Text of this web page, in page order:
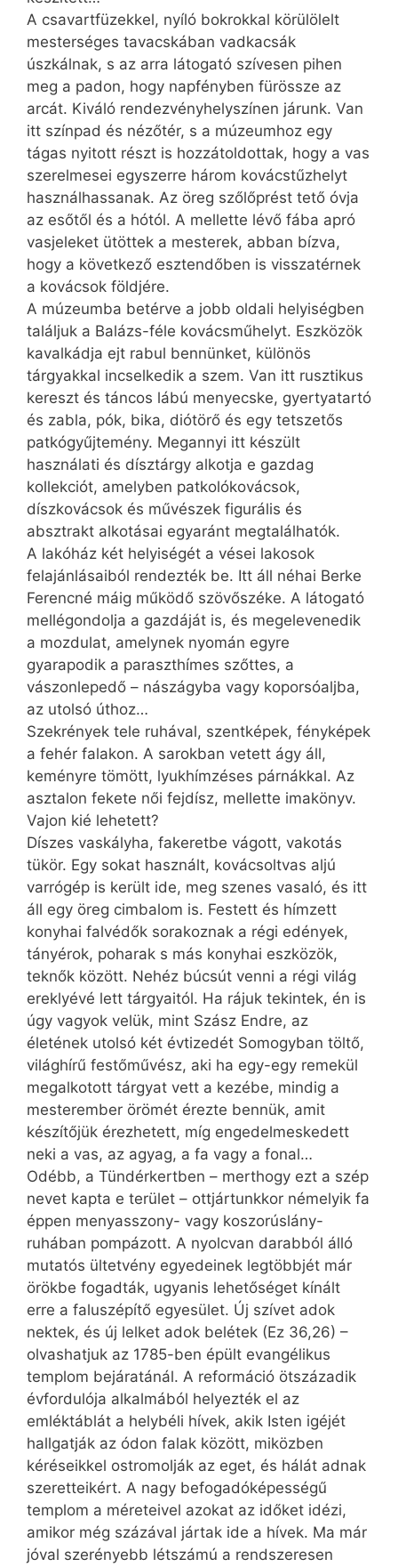
A csavartfüzekkel, nyíló bokrokkal körülölelt
mesterséges tavacskában vadkacsák
úszkálnak, s az arra látogató szívesen pihen
meg a padon, hogy napfényben fürössze az
arcát. Kiváló rendezvényhelyszínen járunk. Van
itt színpad és nézőtér, s a múzeumhoz egy
tágas nyitott részt is hozzátoldottak, hogy a vas
szerelmesei egyszerre három kovácstűzhelyt
használhassanak. Az öreg szőlőprést tető óvja
az esőtől és a hótól. A mellette lévő fába apró
vasjeleket ütöttek a mesterek, abban bízva,
hogy a következő esztendőben is visszatérnek
a kovácsok földjére.
A múzeumba betérve a jobb oldali helyiségben
találjuk a Balázs-féle kovácsműhelyt. Eszközök
kavalkádja ejt rabul bennünket, különös
tárgyakkal incselkedik a szem. Van itt rusztikus
kereszt és táncos lábú menyecske, gyertyatartó
és zabla, pók, bika, diótörő és egy tetszetős
patkógyűjtemény. Megannyi itt készült
használati és dísztárgy alkotja e gazdag
kollekciót, amelyben patkolókovácsok,
díszkovácsok és művészek figurális és
absztrakt alkotásai egyaránt megtalálhatók.
A lakóház két helyiségét a vései lakosok
felajánlásaiból rendezték be. Itt áll néhai Berke
Ferencné máig működő szövőszéke. A látogató
mellégondolja a gazdáját is, és megelevenedik
a mozdulat, amelynek nyomán egyre
gyarapodik a paraszthímes szőttes, a
vászonlepedő – nászágyba vagy koporsóaljba,
az utolsó úthoz…
Szekrények tele ruhával, szentképek, fényképek
a fehér falakon. A sarokban vetett ágy áll,
keményre tömött, lyukhímzéses párnákkal. Az
asztalon fekete női fejdísz, mellette imakönyv.
Vajon kié lehetett?
Díszes vaskályha, fakeretbe vágott, vakotás
tükör. Egy sokat használt, kovácsoltvas aljú
varrógép is került ide, meg szenes vasaló, és itt
áll egy öreg cimbalom is. Festett és hímzett
konyhai falvédők sorakoznak a régi edények,
tányérok, poharak s más konyhai eszközök,
teknők között. Nehéz búcsút venni a régi világ
ereklyévé lett tárgyaitól. Ha rájuk tekintek, én is
úgy vagyok velük, mint Szász Endre, az
életének utolsó két évtizedét Somogyban töltő,
világhírű festőművész, aki ha egy-egy remekül
megalkotott tárgyat vett a kezébe, mindig a
mesterember örömét érezte bennük, amit
készítőjük érezhetett, míg engedelmeskedett
neki a vas, az agyag, a fa vagy a fonal…
Odébb, a Tündérkertben – merthogy ezt a szép
nevet kapta e terület – ottjártunkkor némelyik fa
éppen menyasszony- vagy koszorúslány-
ruhában pompázott. A nyolcvan darabból álló
mutatós ültetvény egyedeinek legtöbbjét már
örökbe fogadták, ugyanis lehetőséget kínált
erre a faluszépítő egyesület. Új szívet adok
nektek, és új lelket adok belétek (Ez 36,26) –
olvashatjuk az 1785-ben épült evangélikus
templom bejáratánál. A reformáció ötszázadik
évfordulója alkalmából helyezték el az
emléktáblát a helybéli hívek, akik Isten igéjét
hallgatják az ódon falak között, miközben
kéréseikkel ostromolják az eget, és hálát adnak
szeretteikért. A nagy befogadóképességű
templom a méreteivel azokat az időket idézi,
amikor még százával jártak ide a hívek. Ma már
jóval szerényebb létszámú a rendszeresen